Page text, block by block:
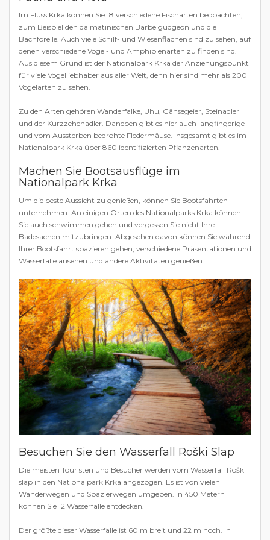
Im Fluss Krka können Sie 18 verschiedene Fischarten beobachten,
zum Beispiel den dalmatinischen Barbelgudgeon und die
Bachforelle. Auch viele Schilf- und Wiesenflächen sind zu sehen, auf
denen verschiedene Vogel- und Amphibienarten zu finden sind.
Aus diesem Grund ist der Nationalpark Krka der Anziehungspunkt
für viele Vogelliebhaber aus aller Welt, denn hier sind mehr als 200
Vogelarten zu sehen.
Zu den Arten gehören Wanderfalke, Uhu, Gänsegeier, Steinadler
und der Kurzzehenadler. Daneben gibt es hier auch langfingerige
und vom Aussterben bedrohte Fledermäuse. Insgesamt gibt es im
Nationalpark Krka über 860 identifizierten Pflanzenarten.
Machen Sie Bootsausflüge im
Nationalpark Krka
Um die beste Aussicht zu genießen, können Sie Bootsfahrten
unternehmen. An einigen Orten des Nationalparks Krka können
Sie auch schwimmen gehen und vergessen Sie nicht Ihre
Badesachen mitzubringen. Abgesehen davon können Sie während
Ihrer Bootsfahrt spazieren gehen, verschiedene Präsentationen und
Wasserfälle ansehen und andere Aktivitäten genießen.
Besuchen Sie den Wasserfall Roški Slap
Die meisten Touristen und Besucher werden vom Wasserfall Roški
slap in den Nationalpark Krka angezogen. Es ist von vielen
Wanderwegen und Spazierwegen umgeben. In 450 Metern
können Sie 12 Wasserfälle entdecken.
Der größte dieser Wasserfälle ist 60 m breit und 22 m hoch. In